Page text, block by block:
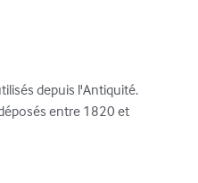
depuis l'Antiquité.
entre 1820 et